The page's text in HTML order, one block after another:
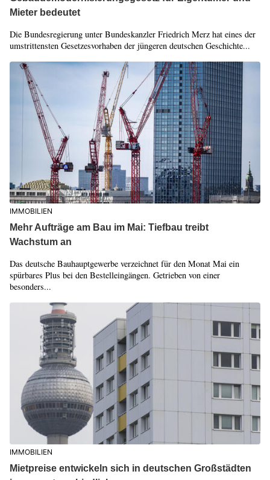
Mieter bedeutet
Die Bundesregierung unter Bundeskanzler Friedrich Merz hat eines der
umstrittensten Gesetzesvorhaben der jüngeren deutschen Geschichte...
IMMOBILIEN
Mehr Aufträge am Bau im Mai: Tiefbau treibt
Wachstum an
Das deutsche Bauhauptgewerbe verzeichnet für den Monat Mai ein
spürbares Plus bei den Bestelleingängen. Getrieben von einer
besonders...
IMMOBILIEN
Mietpreise entwickeln sich in deutschen Großstädten